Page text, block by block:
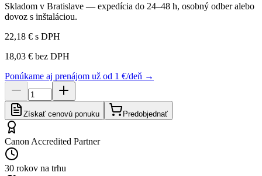
Skladom v Bratislave — expedícia do 24–48 h, osobný odber alebo
dovoz s inštaláciou.
22,18 € s DPH
18,03 € bez DPH
Ponúkame aj prenájom už od 1 €/deň →
Získať cenovú ponuku Predobjednať
Canon Accredited Partner
30 rokov na trhu